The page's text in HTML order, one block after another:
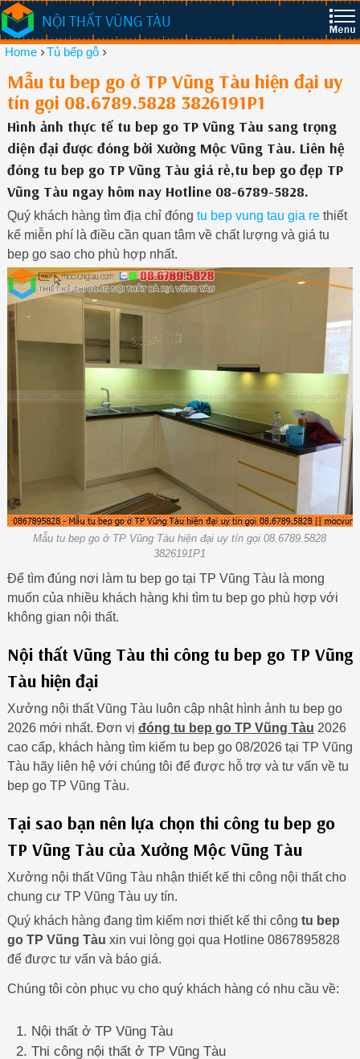
NỘI THẤT VŨNG TÀU
Home ›Tủ bếp gỗ ›
Mẫu tu bep go ở TP Vũng Tàu hiện đại uy
tín gọi 08.6789.5828 3826191P1
Hình ảnh thực tế tu bep go TP Vũng Tàu sang trọng
diện đại được đóng bởi Xưởng Mộc Vũng Tàu. Liên hệ
đóng tu bep go TP Vũng Tàu giá rẻ,tu bep go đẹp TP
Vũng Tàu ngay hôm nay Hotline 08-6789-5828.
Quý khách hàng tìm địa chỉ đóng tu bep vung tau gia rethiết
kế miễn phí là điều cần quan tâm về chất lượng và giá tu
bep go sao cho phù hợp nhất.
Mẫu tu bep go ở TP Vũng Tàu hiện đại uy tín gọi 08.6789.5828
3826191P1
Để tìm đúng nơi làm tu bep go tại TP Vũng Tàu là mong
muốn của nhiều khách hàng khi tìm tu bep go phù hợp với
không gian nội thất.
Nội thất Vũng Tàu thi công tu bep go TP Vũng
Tàu hiện đại
Xưởng nội thất Vũng Tàu luôn cập nhật hình ảnh tu bep go
2026 mới nhất. Đơn vị đóng tu bep go TP Vũng Tàu 2026
cao cấp, khách hàng tìm kiếm tu bep go 08/2026 tại TP Vũng
Tàu hãy liên hệ với chúng tôi để được hỗ trợ và tư vấn về tu
bep go TP Vũng Tàu.
Tại sao bạn nên lựa chọn thi công tu bep go
TP Vũng Tàu của Xưởng Mộc Vũng Tàu
Xưởng nội thất Vũng Tàu nhận thiết kế thi công nội thất cho
chung cư TP Vũng Tàu uy tín.
Quý khách hàng đang tìm kiếm nơi thiết kế thi công tu bep
go TP Vũng Tàu xin vui lòng gọi qua Hotline 0867895828
để được tư vấn và báo giá.
Chúng tôi còn phục vụ cho quý khách hàng có nhu cầu về:
Nội thất ở TP Vũng Tàu
Thi công nội thất ở TP Vũng Tàu